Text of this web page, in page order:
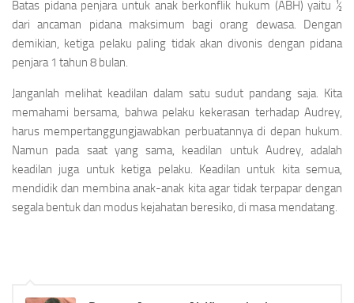
Batas pidana penjara untuk anak berkonflik hukum (ABH) yaitu ½
dari ancaman pidana maksimum bagi orang dewasa. Dengan
demikian, ketiga pelaku paling tidak akan divonis dengan pidana
penjara 1 tahun 8 bulan.
Janganlah melihat keadilan dalam satu sudut pandang saja. Kita
memahami bersama, bahwa pelaku kekerasan terhadap Audrey,
harus mempertanggungjawabkan perbuatannya di depan hukum.
Namun pada saat yang sama, keadilan untuk Audrey, adalah
keadilan juga untuk ketiga pelaku. Keadilan untuk kita semua,
mendidik dan membina anak-anak kita agar tidak terpapar dengan
segala bentuk dan modus kejahatan beresiko, di masa mendatang.